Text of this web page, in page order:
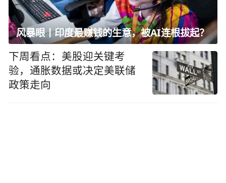
风暴眼丨印度最赚钱的生意，被AI连根拔起？
下周看点：美股迎关键考
验，通胀数据或决定美联储
政策走向